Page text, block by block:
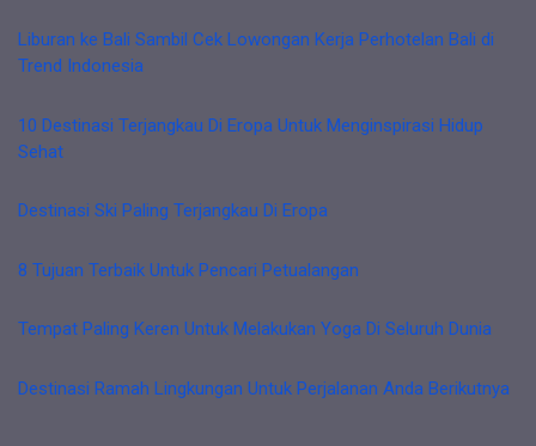
Liburan ke Bali Sambil Cek Lowongan Kerja Perhotelan Bali di
Trend Indonesia
10 Destinasi Terjangkau Di Eropa Untuk Menginspirasi Hidup
Sehat
Destinasi Ski Paling Terjangkau Di Eropa
8 Tujuan Terbaik Untuk Pencari Petualangan
Tempat Paling Keren Untuk Melakukan Yoga Di Seluruh Dunia
Destinasi Ramah Lingkungan Untuk Perjalanan Anda Berikutnya